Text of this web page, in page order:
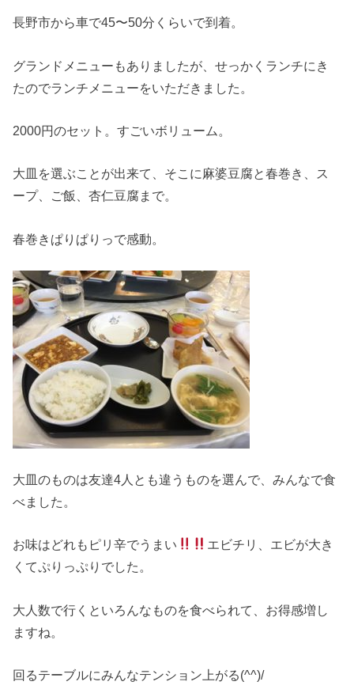
長野市から車で45〜50分くらいで到着。
グランドメニューもありましたが、せっかくランチにき
たのでランチメニューをいただきました。
2000円のセット。すごいボリューム。
大皿を選ぶことが出来て、そこに麻婆豆腐と春巻き、ス
ープ、ご飯、杏仁豆腐まで。
春巻きぱりぱりっで感動。
大皿のものは友達4人とも違うものを選んで、みんなで食
べました。
お味はどれもピリ辛でうまい
エビチリ、エビが大き
くてぷりっぷりでした。
大人数で行くといろんなものを食べられて、お得感増し
ますね。
回るテーブルにみんなテンション上がる(^^)/